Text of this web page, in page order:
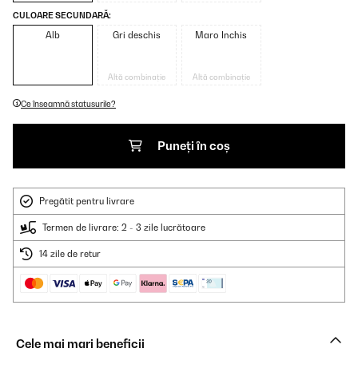
CULOARE SECUNDARĂ:
Alb Gri deschis
Altă combinație
Maro Inchis
Altă combinație
Ce înseamnă statusurile?
Puneți în coș
Pregătit pentru livrare
Termen de livrare: 2 - 3 zile lucrătoare
14 zile de retur
Cele mai mari beneficii